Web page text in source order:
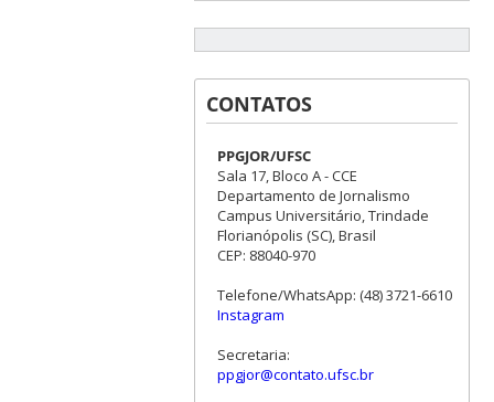
CONTATOS
PPGJOR/UFSC
Sala 17, Bloco A - CCE
Departamento de Jornalismo
Campus Universitário, Trindade
Florianópolis (SC), Brasil
CEP: 88040-970
Telefone/WhatsApp: (48) 3721-6610
Instagram
Secretaria:
ppgjor@contato.ufsc.br